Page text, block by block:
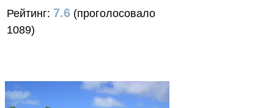
Рейтинг: 7.6 (проголосовало
1089)